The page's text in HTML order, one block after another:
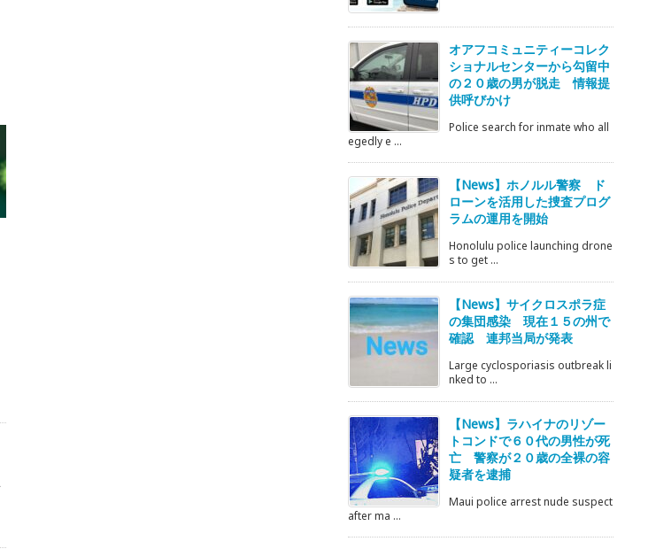
オアフコミュニティーコレク
ショナルセンターから勾留中
の２０歳の男が脱走 情報提
供呼びかけ
Police search for inmate who all
egedly e ...
【News】ホノルル警察 ド
ローンを活用した捜査プログ
ラムの運用を開始
Honolulu police launching drone
s to get ...
【News】サイクロスポラ症
の集団感染 現在１５の州で
確認 連邦当局が発表
Large cyclosporiasis outbreak li
nked to ...
【News】ラハイナのリゾー
トコンドで６０代の男性が死
亡 警察が２０歳の全裸の容
疑者を逮捕
Maui police arrest nude suspect
after ma ...